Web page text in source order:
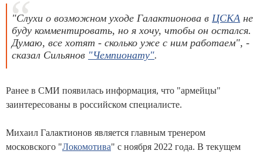
"Слухи о возможном уходе Галактионова в ЦСКА не
буду комментировать, но я хочу, чтобы он остался.
Думаю, все хотят - сколько уже с ним работаем", -
сказал Сильянов "Чемпионату".
Ранее в СМИ появилась информация, что "армейцы"
заинтересованы в российском специалисте.
Михаил Галактионов является главным тренером
московского "Локомотива" с ноября 2022 года. В текущем